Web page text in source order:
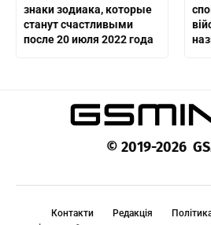
знаки зодиака, которые
станут счастливыми
после 20 июля 2022 года
© 2019-2026
Контакти Редакція